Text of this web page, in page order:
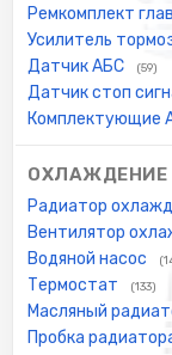
Ремкомплект
Усилитель
Датчик АБС (59)
Датчик стоп
Комплектующие
ОХЛАЖДЕНИЕ
Радиатор
Вентилятор
Водяной насос
Термостат (133)
Масляный
Пробка